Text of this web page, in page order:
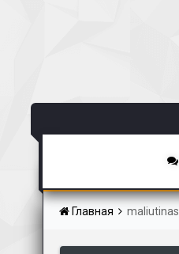
Главная maliutinas